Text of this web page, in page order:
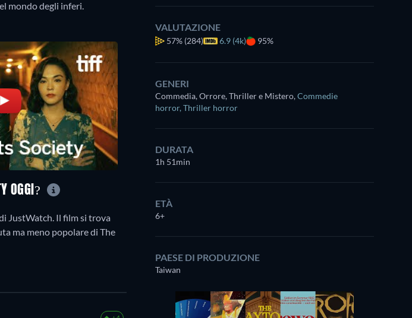
VALUTAZIONE
57% (284) 6.9 (4k) 95%
GENERI
Commedia, Orrore, Thriller e Mistero,Commedie
horror, Thriller horror
DURATA
1h 51min
ETÀ
6+
PAESE DI PRODUZIONE
Taiwan
OGGI?
JustWatch. Il film si trova
ma meno popolare di The